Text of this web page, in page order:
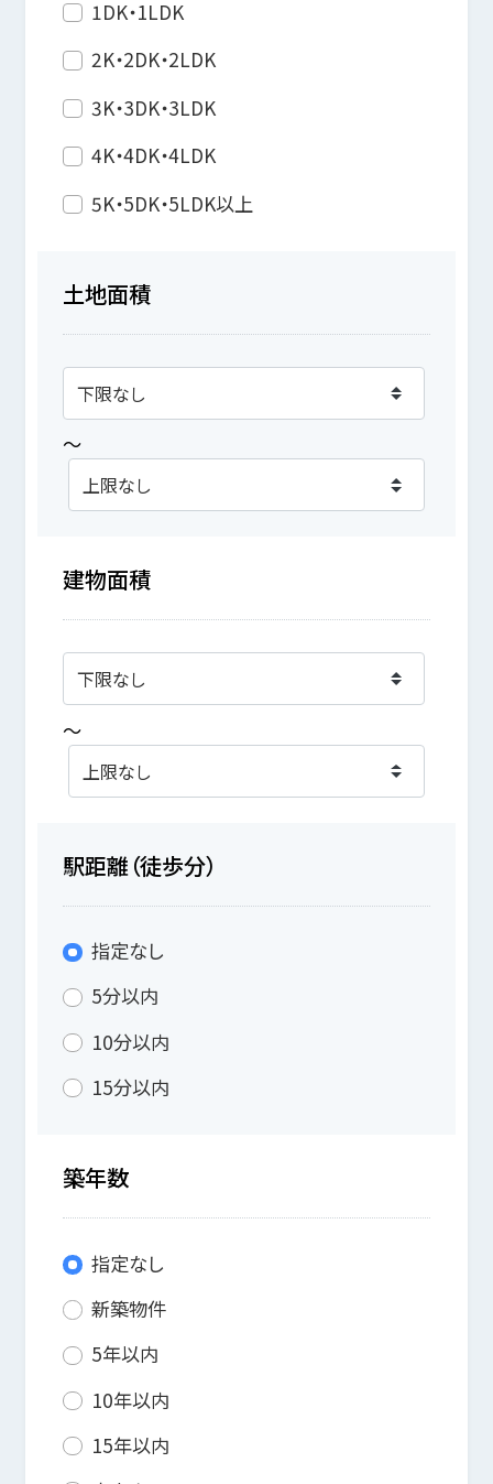
1DK・1LDK
2K・2DK・2LDK
3K・3DK・3LDK
4K・4DK・4LDK
5K・5DK・5LDK以上
土地面積
～
建物面積
～
駅距離（徒歩分）
指定なし
5分以内
10分以内
15分以内
築年数
指定なし
新築物件
5年以内
10年以内
15年以内